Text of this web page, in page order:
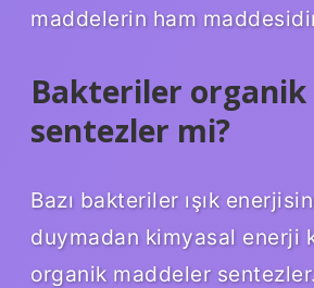
maddelerin ham
Bakteriler organik
sentezler mi?
Bazı bakteriler ışık
duymadan kimyasal enerji
organik maddeler